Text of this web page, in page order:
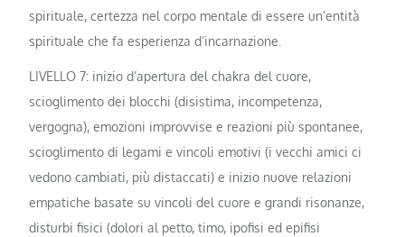
spirituale, certezza nel corpo mentale di essere un’entità
spirituale che fa esperienza d’incarnazione.
LIVELLO 7: inizio d’apertura del chakra del cuore,
scioglimento dei blocchi (disistima, incompetenza,
vergogna), emozioni improvvise e reazioni più spontanee,
scioglimento di legami e vincoli emotivi (i vecchi amici ci
vedono cambiati, più distaccati) e inizio nuove relazioni
empatiche basate su vincoli del cuore e grandi risonanze,
disturbi fisici (dolori al petto, timo, ipofisi ed epifisi